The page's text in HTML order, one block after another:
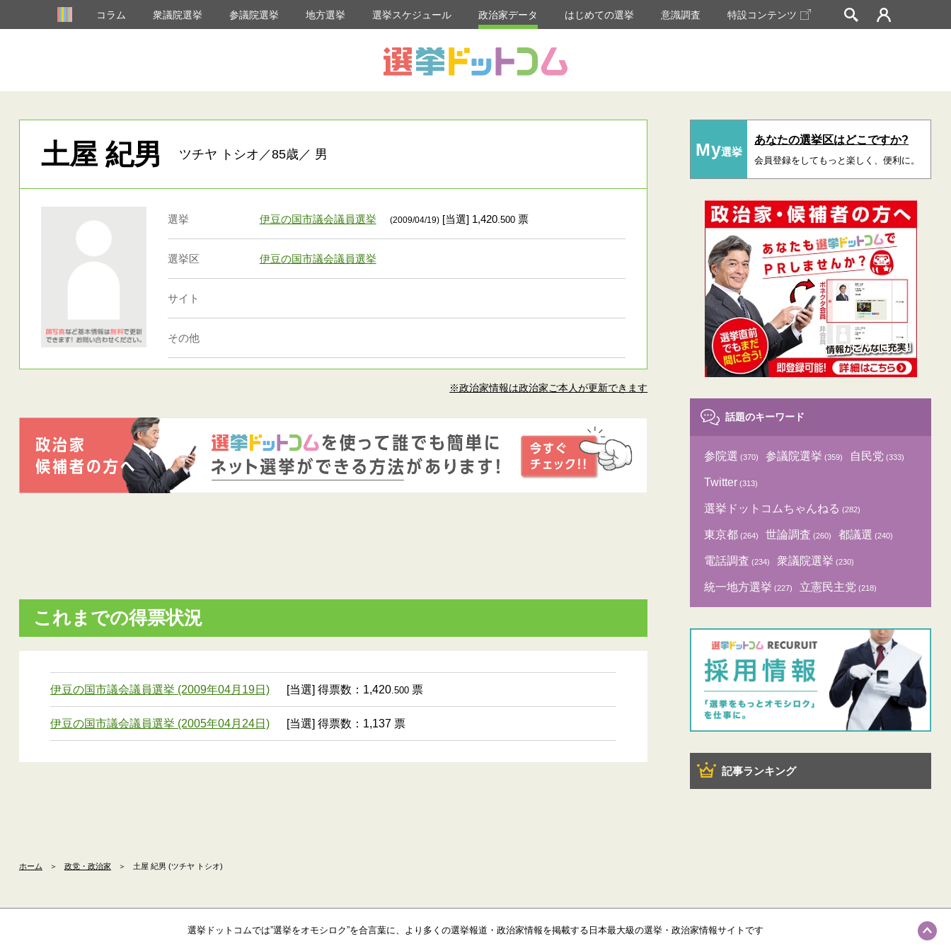
コラム 衆議院選挙 参議院選挙 地方選挙 選挙スケジュール 政治家データ はじめての選挙 意識調査 特設コンテンツ
土屋 紀男 ツチヤ トシオ／85歳／ 男
選挙 伊豆の国市議会議員選挙 (2009/04/19)[当選] 1,420.500票
選挙区 伊豆の国市議会議員選挙
サイト
その他
※政治家情報は政治家ご本人が更新できます
これまでの得票状況
伊豆の国市議会議員選挙 (2009年04月19日) [当選] 得票数：1,420.500 票
伊豆の国市議会議員選挙 (2005年04月24日) [当選] 得票数：1,137 票
My選挙
あなたの選挙区はどこですか?
会員登録をしてもっと楽しく、便利に。
話題のキーワード
参院選 (370) 参議院選挙 (359) 自民党 (333)
Twitter (313)
選挙ドットコムちゃんねる (282)
東京都 (264) 世論調査 (260) 都議選 (240)
電話調査 (234) 衆議院選挙 (230)
統一地方選挙 (227) 立憲民主党 (218)
記事ランキング
ホーム ＞ 政党・政治家 ＞ 土屋 紀男 (ツチヤ トシオ)
選挙ドットコムでは”選挙をオモシロク”を合言葉に、より多くの選挙報道・政治家情報を掲載する日本最大級の選挙・政治家情報サイトです